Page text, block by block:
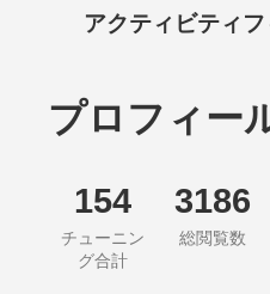
アクティビティ
プロフィー
154
チューニン
グ合計
3186
総閲覧数